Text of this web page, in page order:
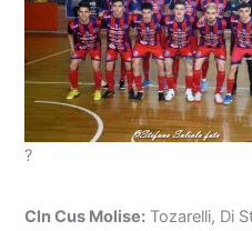
?
Cln Cus Molise: Tozarelli, Di